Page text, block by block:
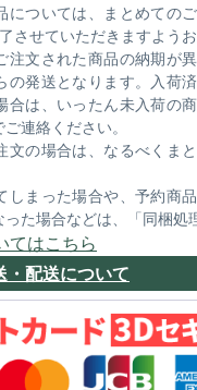
については、まとめての
させていただきますようお
注文された商品の納期が
の発送となります。入荷
合は、いったん未入荷の
連絡ください。
文の場合は、なるべくま
しまった場合や、予約商
た場合などは、「同梱処
てはこちら
・配送について